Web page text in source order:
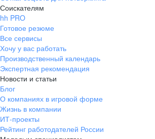
Соискателям
hh PRO
Готовое резюме
Все сервисы
Хочу у вас работать
Производственный календарь
Экспертная рекомендация
Новости и статьи
Блог
О компаниях в игровой форме
Жизнь в компании
ИТ-проекты
Рейтинг работодателей России